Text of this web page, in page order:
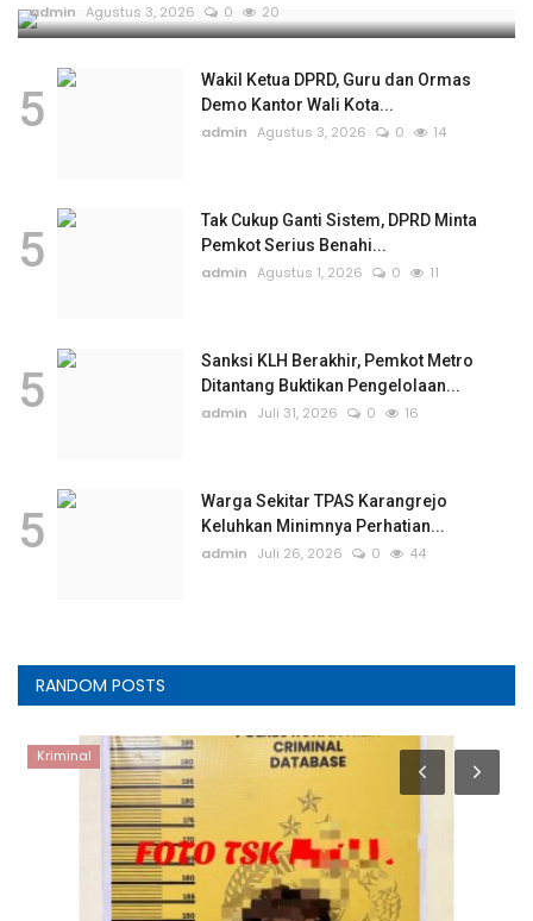
admin Agustus 3, 2026 0 20
5
Wakil Ketua DPRD, Guru dan Ormas
Demo Kantor Wali Kota...
admin Agustus 3, 2026 0 14
5
Tak Cukup Ganti Sistem, DPRD Minta
Pemkot Serius Benahi...
admin Agustus 1, 2026 0 11
5
Sanksi KLH Berakhir, Pemkot Metro
Ditantang Buktikan Pengelolaan...
admin
Juli 31, 2026 0 16
5
Warga Sekitar TPAS Karangrejo
Keluhkan Minimnya Perhatian...
admin
Juli 26, 2026 0 44
RANDOM POSTS
Kriminal